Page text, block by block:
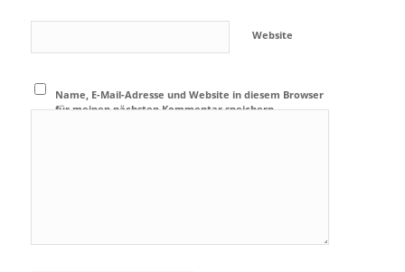
Website
Name, E-Mail-Adresse und Website in diesem Browser
für meinen nächsten Kommentar speichern.